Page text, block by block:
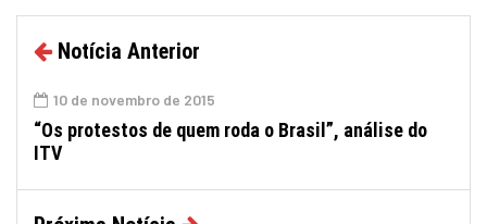
Notícia Anterior
10 de novembro de 2015
“Os protestos de quem roda o Brasil”, análise do
ITV